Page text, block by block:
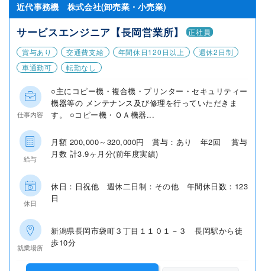
近代事務機 株式会社(卸売業・小売業)
サービスエンジニア【長岡営業所】
正社員
賞与あり
交通費支給 年間休日120日以上
週休2日制
車通勤可
転勤なし
仕事内容
○主にコピー機・複合機・プリンター・セキュリティー
機器等の メンテナンス及び修理を行っていただきま
す。 ○コピー機・ＯＡ機器...
給与
月額 200,000～320,000円 賞与：あり 年2回 賞与
月数 計3.9ヶ月分(前年度実績)
休日
休日：日祝他 週休二日制：その他 年間休日数：123
日
就業場所
新潟県長岡市袋町３丁目１１０１－３ 長岡駅から徒
歩10分